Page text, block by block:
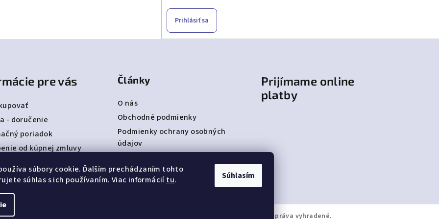
súbory cookie. Ďalším prechádzaním tohto
súhlas s ich používaním. Viac informáciítu. Súhlasím
Prihlásiť sa
pre vás
- doručenie
poriadok
od kúpnej zmluvy
Články
O nás
Obchodné podmienky
Podmienky ochrany osobných
údajov
Prijímame online
platby
. Všetky práva vyhradené.